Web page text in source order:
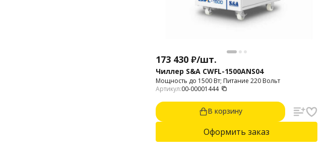
173 430 ₽/шт.
Чиллер S&A CWFL-1500ANS04
Мощность до 1500 Вт; Питание 220 Вольт
Артикул:00-00001444
В корзину
Оформить заказ